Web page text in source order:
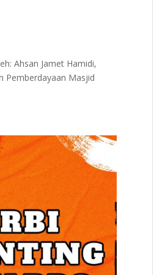
Ahsan Jamet Hamidi,
Pemberdayaan Masjid